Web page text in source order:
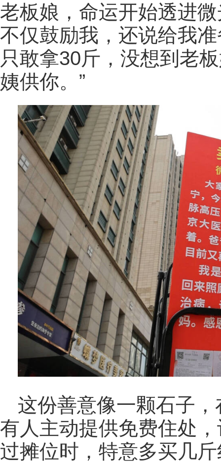
老板娘，命运开始透进
不仅鼓励我，还说给我
只敢拿30斤，没想到老
姨供你。”
这份善意像一颗石子
有人主动提供免费住处
过摊位时，特意多买几